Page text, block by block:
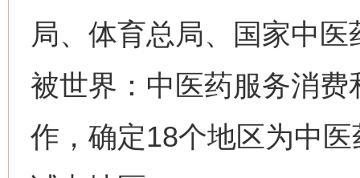
局、体育总局、国家中
被世界：中医药服务消费
作，确定18个地区为中